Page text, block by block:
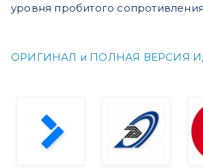
уровня пробитого
ОРИГИНАЛ и ПОЛНАЯ ВЕРСИЯ